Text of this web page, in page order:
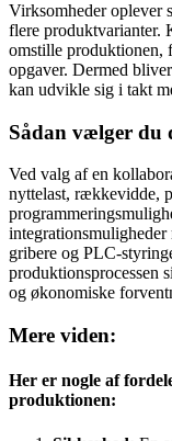
Virksomheder oplever
flere produktvarianter.
omstille produktionen,
opgaver. Dermed
kan udvikle sig i takt
Sådan vælger du
Ved valg af en
nyttelast, rækkevidde,
integrationsmuligheder
gribere og PLC-
produktionsprocessen
og økonomiske
Mere viden:
Her er nogle af
produktionen: